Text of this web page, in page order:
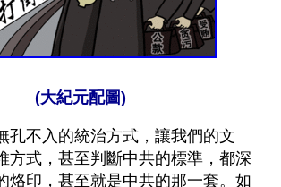
(大紀元配圖)
孔不入的統治方式，讓我們的文
方式，甚至判斷中共的標準，都深
烙印，甚至就是中共的那一套。如